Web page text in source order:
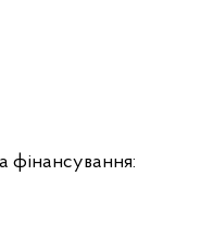
фінансування: